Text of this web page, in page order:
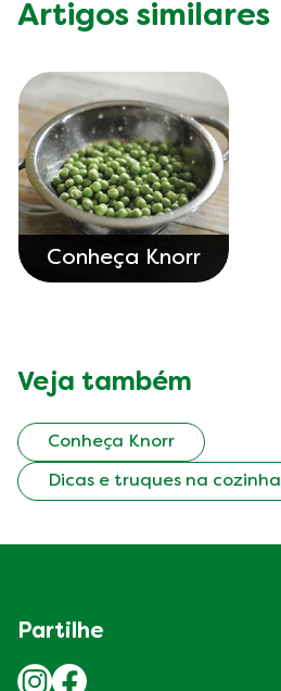
Artigos similares
Conheça Knorr
Veja também
Conheça Knorr
Dicas e truques na cozinha
Partilhe